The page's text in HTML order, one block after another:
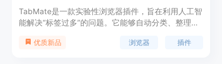
TabMate是一款实验性浏览器插件，旨在利用人工智
能解决“标签过多”的问题。它能够自动分类、整理标
作，拥有深色模式、按日期和域名分组、文本和颜色
优质新品 浏览器 插件